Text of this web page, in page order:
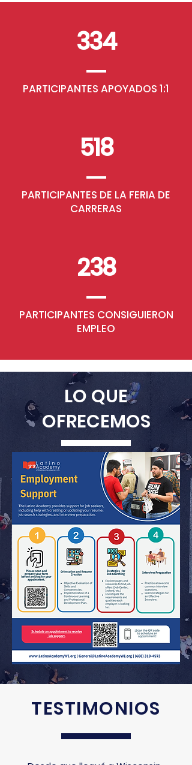
334
PARTICIPANTES APOYADOS 1:1
518
PARTICIPANTES DE LA FERIA DE
CARRERAS
238
PARTICIPANTES CONSIGUIERON
EMPLEO
LO QUE
OFRECEMOS
TESTIMONIOS